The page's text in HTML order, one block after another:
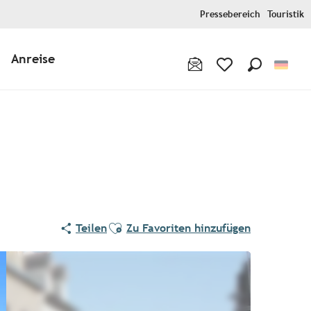
Pressebereich Touristik
Anreise
TeilenAjouter aux favoris
Zu Favoriten hinzufügen